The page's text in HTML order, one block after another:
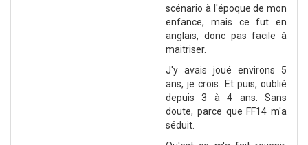
scénario à l'époque de mon
enfance, mais ce fut en
anglais, donc pas facile à
maitriser.
J'y avais joué environs 5
ans, je crois. Et puis, oublié
depuis 3 à 4 ans. Sans
doute, parce que FF14 m'a
séduit.